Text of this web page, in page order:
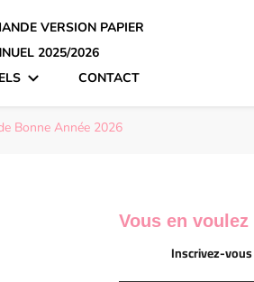
VERSION PAPIER
2025/2026
CONTACT
Bonne Année 2026
Vous en voulez
Inscrivez-vous